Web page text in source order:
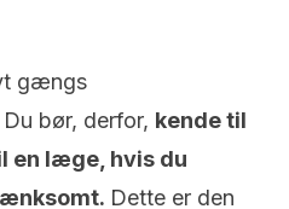
gængs
bør, derfor, kende til
en læge, hvis du
Dette er den